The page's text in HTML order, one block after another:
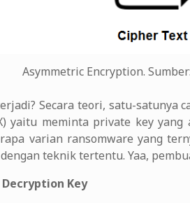
Asymmetric Encryption.
Secara teori, satu-satunya
yaitu meminta private key yang
varian ransomware yang
teknik tertentu. Yaa,
Key